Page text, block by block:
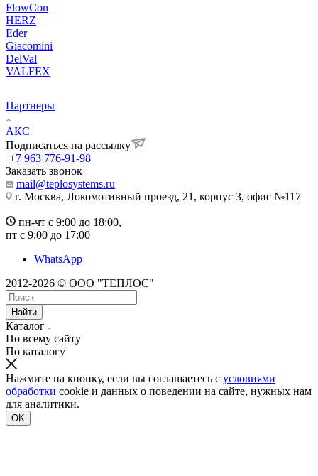
FlowCon
HERZ
Eder
Giacomini
DelVal
VALFEX
Партнеры
АКС
Подписаться на рассылку
+7 963 776-91-98
Заказать звонок
mail@teplosystems.ru
г. Москва, Локомотивный проезд, 21, корпус 3, офис №117
пн-чт с 9:00 до 18:00,
пт с 9:00 до 17:00
WhatsApp
2012-2026 © ООО "ТЕПЛОС"
Найти
Каталог
По всему сайту
По каталогу
Нажмите на кнопку, если вы соглашаетесь с условиями
обработки cookie и данных о поведении на сайте, нужных нам
для аналитики.
OK